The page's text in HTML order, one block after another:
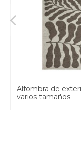
Alfombra de
varios tamaños